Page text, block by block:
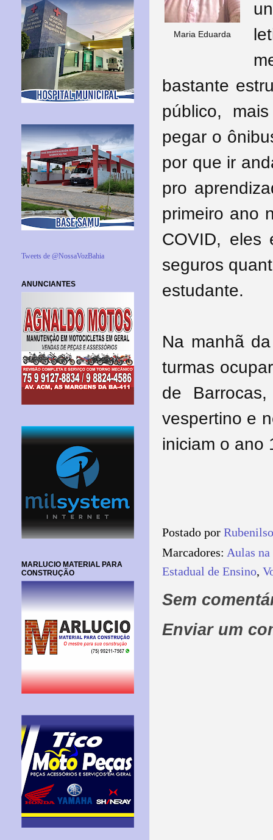
Maria Eduarda
bastante
público,
pegar o
por que ir
pro
primeiro ano
COVID, eles
seguros
estudante.
Na manhã
turmas
de
vespertino e
iniciam o ano
Postado por
Marcadores: Aulas
Estadual de Ensino,
Sem
Enviar um
Tweets de @NossaVozBahia
ANUNCIANTES
MARLUCIO MATERIAL PARA
CONSTRUÇÃO